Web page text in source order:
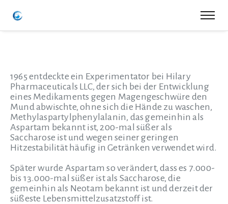
1965 entdeckte ein Experimentator bei Hilary
Pharmaceuticals LLC, der sich bei der Entwicklung
eines Medikaments gegen Magengeschwüre den
Mund abwischte, ohne sich die Hände zu waschen,
Methylaspartylphenylalanin, das gemeinhin als
Aspartam bekannt ist, 200-mal süßer als
Saccharose ist und wegen seiner geringen
Hitzestabilität häufig in Getränken verwendet wird.
Später wurde Aspartam so verändert, dass es 7.000-
bis 13.000-mal süßer ist als Saccharose, die
gemeinhin als Neotam bekannt ist und derzeit der
süßeste Lebensmittelzusatzstoff ist.